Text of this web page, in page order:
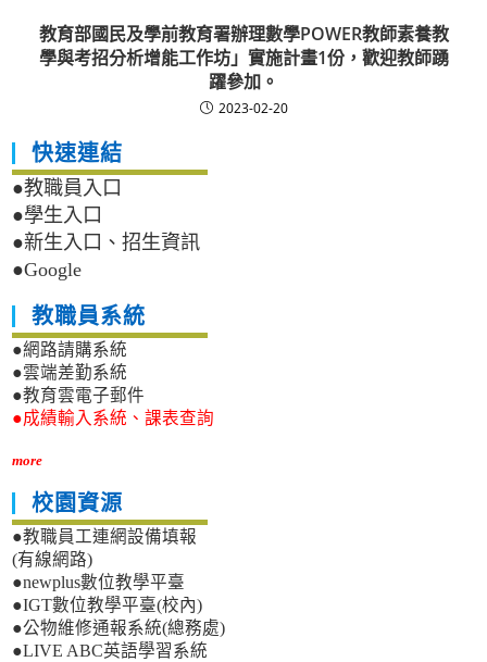
教育部國民及學前教育署辦理數學POWER教師素養教
學與考招分析增能工作坊」實施計畫1份，歡迎教師踴
躍參加。
2023-02-20
快速連結
●教職員入口
●學生入口
●新生入口、招生資訊
●Google
教職員系統
●網路請購系統
●雲端差勤系統
●教育雲電子郵件
●成績輸入系統、課表查詢
more
校園資源
●教職員工連網設備填報
(有線網路)
●newplus數位教學平臺
●IGT數位教學平臺(校內)
●公物維修通報系統(總務處)
●LIVE ABC英語學習系統